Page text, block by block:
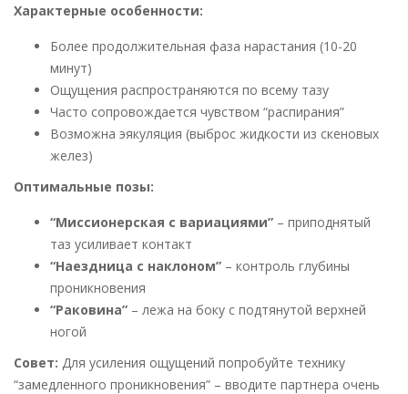
Характерные особенности:
Более продолжительная фаза нарастания (10-20
минут)
Ощущения распространяются по всему тазу
Часто сопровождается чувством “распирания”
Возможна эякуляция (выброс жидкости из скеновых
желез)
Оптимальные позы:
“Миссионерская с вариациями” – приподнятый
таз усиливает контакт
“Наездница с наклоном” – контроль глубины
проникновения
“Раковина” – лежа на боку с подтянутой верхней
ногой
Совет: Для усиления ощущений попробуйте технику
“замедленного проникновения” – вводите партнера очень